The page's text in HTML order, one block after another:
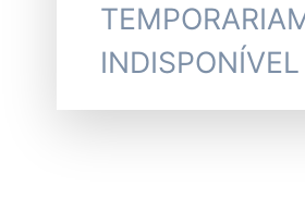
INDISPONÍVEL